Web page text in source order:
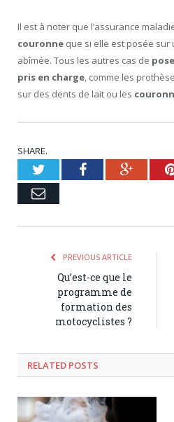
Il est à noter que l’assurance
couronne que si elle est posée
abîmée. Tous les autres cas de
pris en charge, comme les
sur des dents de lait ou les
SHARE.
TwitterFacebook
Email
PREVIOUS ARTICLE
Qu’est-ce que le
programme de
formation des
motocyclistes ?
RELATED POSTS